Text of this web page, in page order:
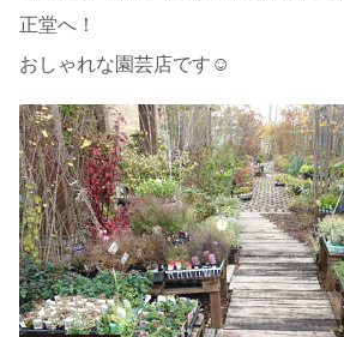
正堂へ！
おしゃれな園芸店です☺